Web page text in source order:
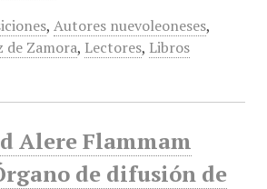
, Autores nuevoleoneses,
de Zamora, Lectores, Libros
Alere Flammam
de difusión de